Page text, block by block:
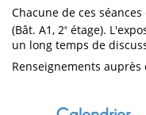
Chacune de ces
(Bât. A1, 2e étage).
un long temps de
Renseignements auprès